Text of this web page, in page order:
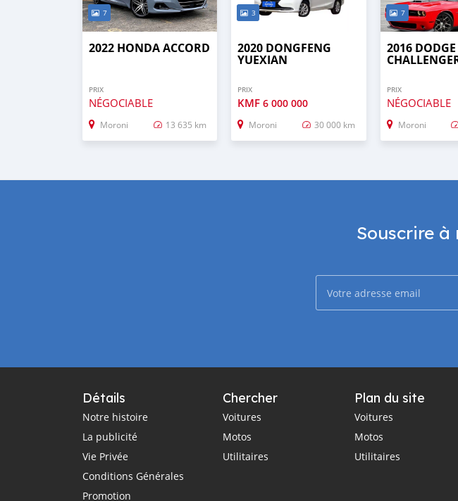
7
2022 HONDA ACCORD
PRIX
NÉGOCIABLE
Moroni 13 635 km
3
2020 DONGFENG
YUEXIAN
PRIX
KMF6 000 000
Moroni 30 000 km
7
2016 DODGE
PRIX
NÉGOCIABLE
Moroni
Souscrire
Détails
Notre histoire
La publicité
Vie Privée
Conditions Générales
Promotion
Chercher
Voitures
Motos
Utilitaires
Plan du site
Voitures
Motos
Utilitaires